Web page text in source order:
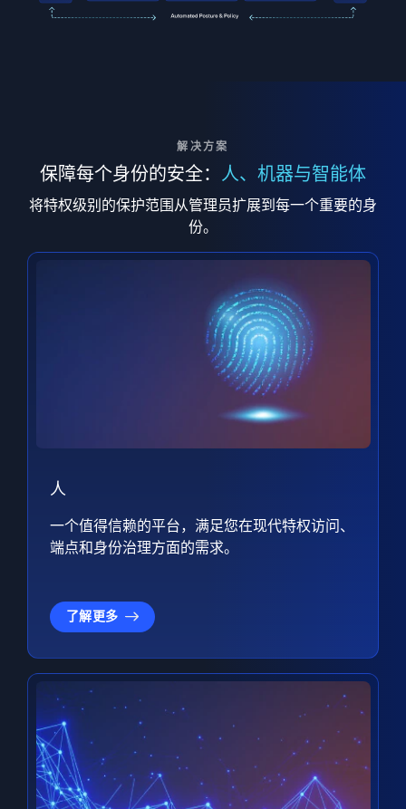
解决方案
保障每个身份的安全： 人、机器与智能体
将特权级别的保护范围从管理员扩展到每一个重要的身
份。
人
一个值得信赖的平台，满足您在现代特权访问、
端点和身份治理方面的需求。
了解更多